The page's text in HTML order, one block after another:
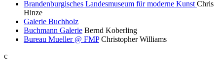
Brandenburgisches Landesmuseum für moderne Kunst Chris
Hinze
Galerie Buchholz
Buchmann Galerie Bernd Koberling
Bureau Mueller @ FMP Christopher Williams
c